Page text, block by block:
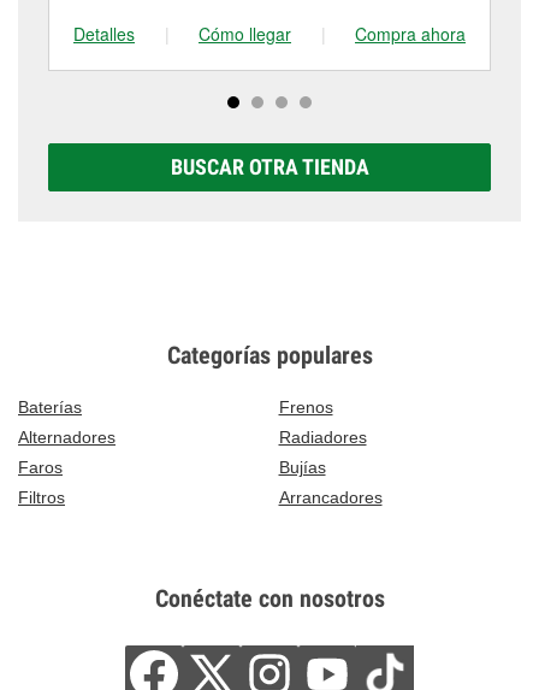
Detalles
| Cómo llegar | Compra ahora
BUSCAR OTRA TIENDA
Categorías populares
Baterías
Frenos
Alternadores
Radiadores
Faros
Bujías
Filtros
Arrancadores
Conéctate con nosotros